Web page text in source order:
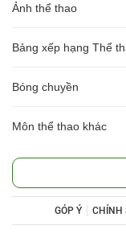
Ảnh thể thao
Bảng xếp hạng Thể
Bóng chuyền
Môn thể thao khác
GÓP Ý CHÍNH